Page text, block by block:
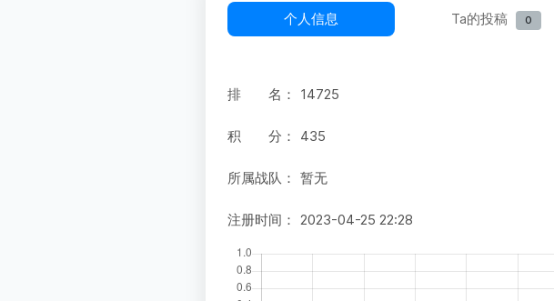
个人信息 Ta的投稿 0
排 名： 14725
积 分： 435
所属战队： 暂无
注册时间： 2023-04-25 22:28